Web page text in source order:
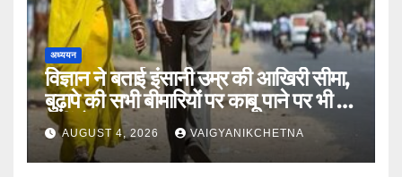
अध्ययन
विज्ञान ने बताई इंसानी उम्र की आखिरी सीमा,
बुढ़ापे की सभी बीमारियों पर काबू पाने पर भी वह
नहीं होगा ‘अमर’
AUGUST 4, 2026 VAIGYANIKCHETNA